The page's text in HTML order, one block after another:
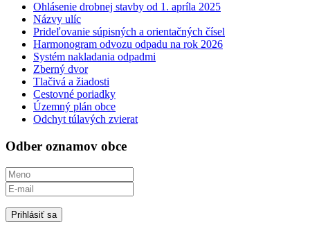
Ohlásenie drobnej stavby od 1. apríla 2025
Názvy ulíc
Prideľovanie súpisných a orientačných čísel
Harmonogram odvozu odpadu na rok 2026
Systém nakladania odpadmi
Zberný dvor
Tlačivá a žiadosti
Cestovné poriadky
Územný plán obce
Odchyt túlavých zvierat
Odber oznamov obce
Prihlásiť sa